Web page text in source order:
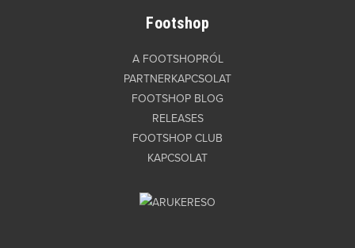
Footshop
A FOOTSHOPRÓL
PARTNERKAPCSOLAT
FOOTSHOP BLOG
RELEASES
FOOTSHOP CLUB
KAPCSOLAT